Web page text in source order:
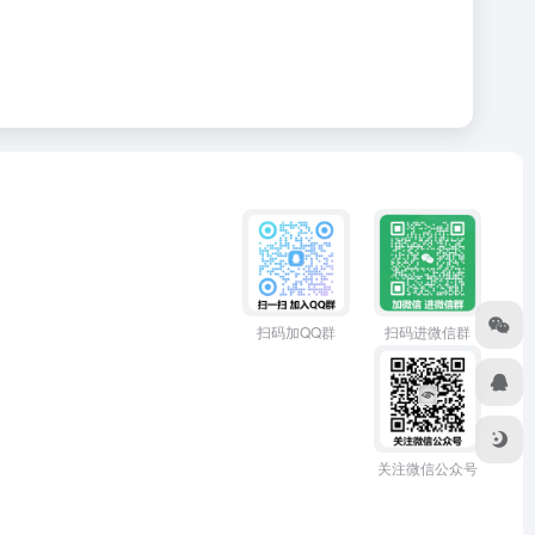
扫码加QQ群 扫码进微信群
关注微信公众号